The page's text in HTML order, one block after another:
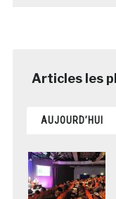
AUJOURD’HUI